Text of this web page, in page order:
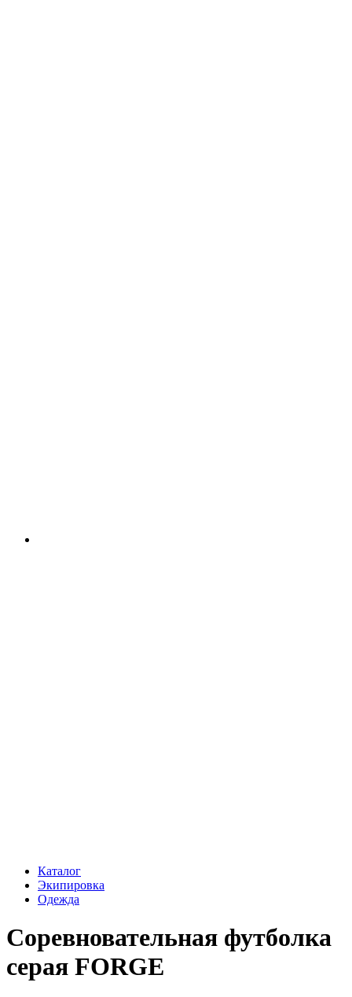
Каталог
Экипировка
Одежда
Соревновательная футболка
серая FORGE